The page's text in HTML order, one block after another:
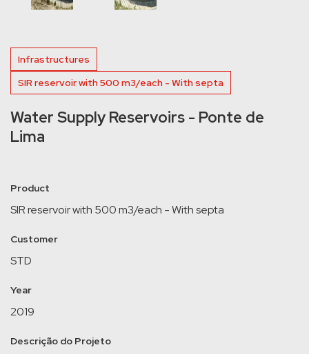
Infrastructures
SIR reservoir with 500 m3/each - With septa
Water Supply Reservoirs - Ponte de
Lima
Product
SIR reservoir with 500 m3/each - With septa
Customer
STD
Year
2019
Descrição do Projeto